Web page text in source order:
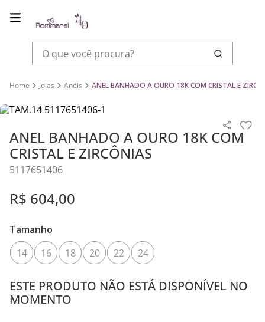
O que você procura?
Joias Anéis ANEL BANHADO A OURO 18K COM CRISTAL E
ANEL BANHADO A OURO 18K COM
CRISTAL E ZIRCÔNIAS
5117651406
R$ 604,00
Tamanho
14
16 18 20 22 24
ESTE PRODUTO NÃO ESTÁ DISPONÍVEL NO
MOMENTO